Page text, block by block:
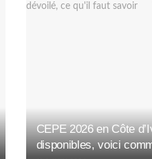
CEPE 2026 en Côte
disponibles, voici